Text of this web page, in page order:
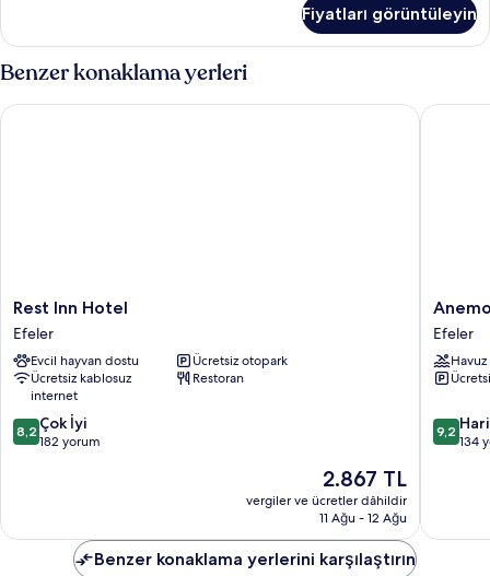
Oda
daha
detay
Fiyatları görüntüleyin
Benzer konaklama yerleri
Rest
Inn
Hotel
Efeler
Rest Inn Hotel
Efeler
Evcil hayvan dostu
Ücretsiz otopark
Ücretsiz kablosuz
internet
Restoran
10
üzerinden
yorum
8,2 Çok İyi
182 yorum
Güncel
fiyat:
2.867 TL
2.867 TL
vergiler ve ücretler dâhildir
11 Ağu - 12 Ağu
Rest Inn Hotel
Anemon
Kent
Aydın
Otel
Efeler
Efeler
Havuz
10
9,2
134
Benzer konaklama yerlerini karşılaştırın